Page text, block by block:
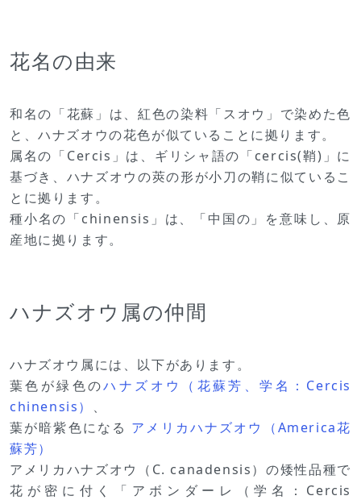
花名の由来
和名の「花蘇」は、紅色の染料「スオウ」で染めた色
と、ハナズオウの花色が似ていることに拠ります。
属名の「Cercis」は、ギリシャ語の「cercis(鞘)」に
基づき、ハナズオウの莢の形が小刀の鞘に似ているこ
とに拠ります。
種小名の「chinensis」は、「中国の」を意味し、原
産地に拠ります。
ハナズオウ属の仲間
ハナズオウ属には、以下があります。
葉色が緑色のハナズオウ（花蘇芳、学名：Cercis
chinensis） 、
葉が暗紫色になる アメリカハナズオウ（America花
蘇芳）
アメリカハナズオウ（C. canadensis）の矮性品種で
花が密に付く「アボンダーレ（学名：Cercis